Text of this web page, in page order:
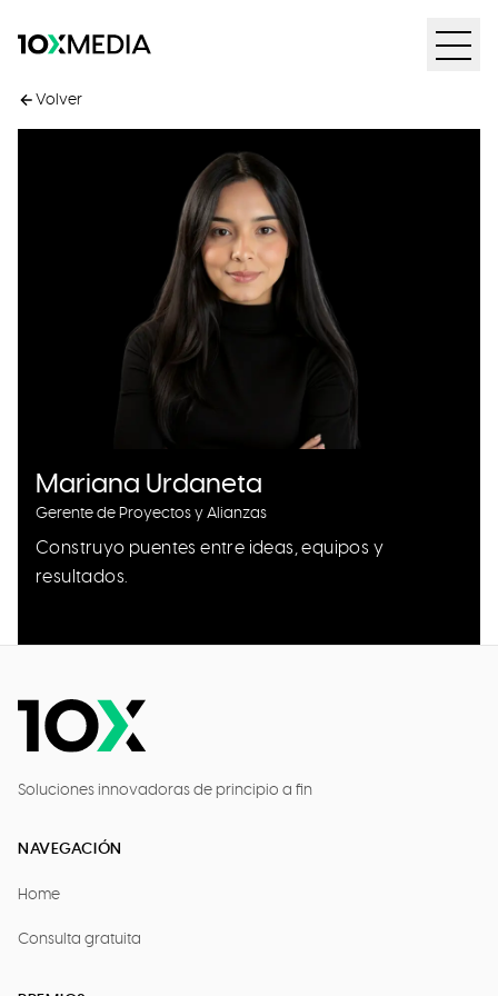
Volver
Mariana Urdaneta
Gerente de Proyectos y Alianzas
Construyo puentes entre ideas, equipos y
resultados.
Soluciones innovadoras de principio a fin
NAVEGACIÓN
Home
Consulta gratuita